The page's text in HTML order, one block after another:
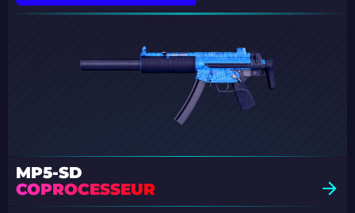
MP5-SD
COPROCESSEUR